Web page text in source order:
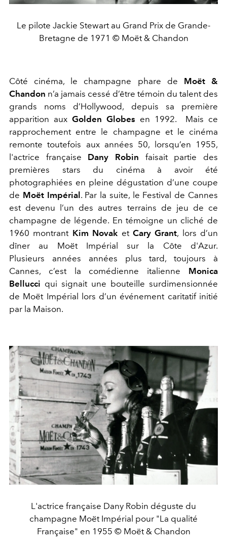
Le pilote Jackie Stewart au Grand Prix de Grande-
Bretagne de 1971 © Moët & Chandon
Côté cinéma, le champagne phare de Moët &
Chandon n’a jamais cessé d’être témoin du talent des
grands noms d’Hollywood, depuis sa première
apparition aux Golden Globes en 1992. Mais ce
rapprochement entre le champagne et le cinéma
remonte toutefois aux années 50, lorsqu’en 1955,
l'actrice française Dany Robin faisait partie des
premières stars du cinéma à avoir été
photographiées en pleine dégustation d’une coupe
de Moët Impérial. Par la suite, le Festival de Cannes
est devenu l’un des autres terrains de jeu de ce
champagne de légende. En témoigne un cliché de
1960 montrant Kim Novak et Cary Grant, lors d’un
dîner au Moët Impérial sur la Côte d'Azur.
Plusieurs années années plus tard, toujours à
Cannes, c’est la comédienne italienne Monica
Bellucci qui signait une bouteille surdimensionnée
de Moët Impérial lors d’un événement caritatif initié
par la Maison.
L'actrice française Dany Robin déguste du
champagne Moët Impérial pour "La qualité
Française" en 1955 © Moët & Chandon